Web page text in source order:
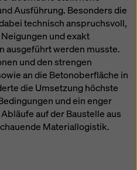
Ausführung. Besonders die
technisch anspruchsvoll,
und exakt
ausgeführt werden musste.
und den strengen
an die Betonoberfläche in
die Umsetzung höchste
und ein enger
auf der Baustelle aus
Materiallogistik.